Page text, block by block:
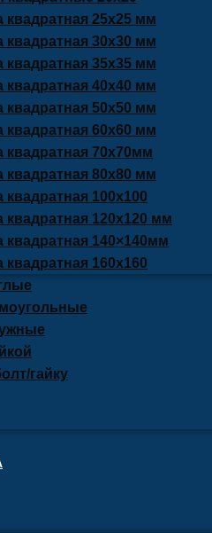
квадратная 25х25 мм
квадратная 30х30 мм
квадратная 35х35 мм
квадратная 40х40 мм
квадратная 50х50 мм
квадратная 60х60 мм
квадратная 70х70мм
квадратная 80х80 мм
квадратная 100х100
квадратная 120х120 мм
квадратная 140×140мм
квадратная 160х160
гайку